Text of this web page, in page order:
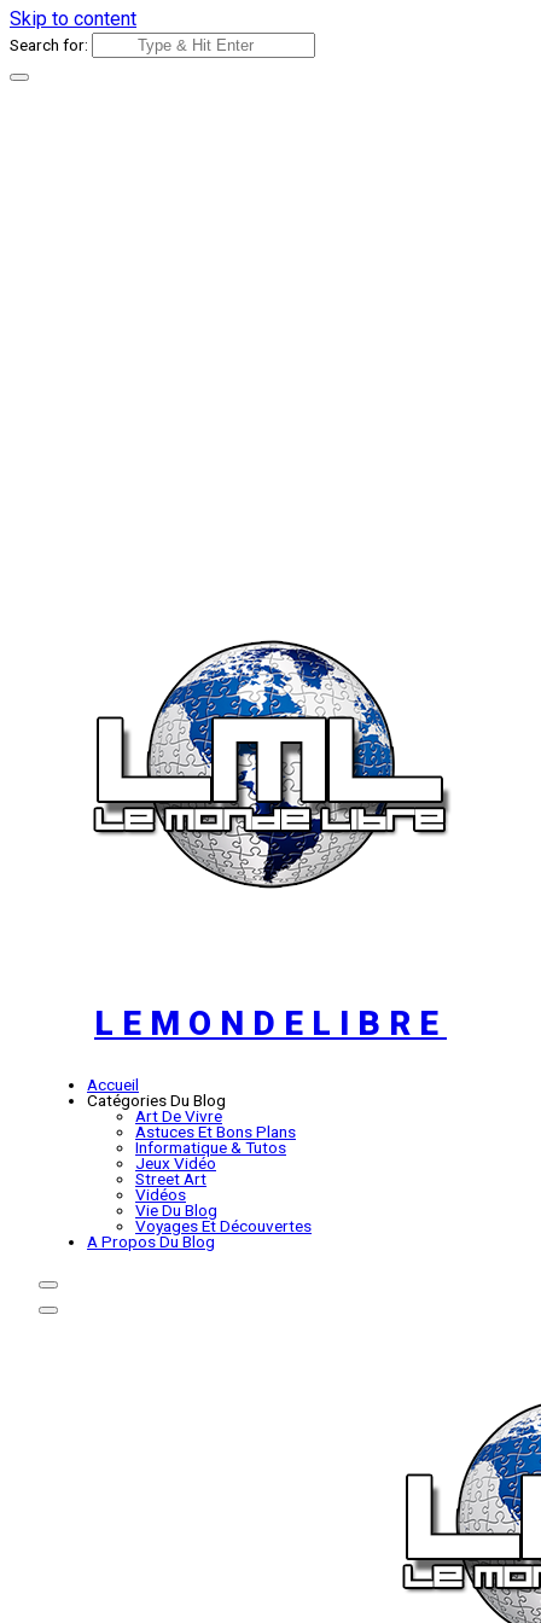
Skip to content
Search for:
LEMONDELIBRE
Accueil
Catégories Du Blog
Art De Vivre
Astuces Et Bons Plans
Informatique & Tutos
Jeux Vidéo
Street Art
Vidéos
Vie Du Blog
Voyages Et Découvertes
A Propos Du Blog